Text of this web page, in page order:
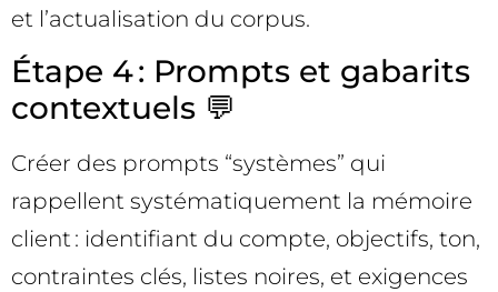
et l’actualisation du corpus.
Étape 4 : Prompts et gabarits
contextuels 💬
Créer des prompts “systèmes” qui
rappellent systématiquement la mémoire
client : identifiant du compte, objectifs, ton,
contraintes clés, listes noires, et exigences